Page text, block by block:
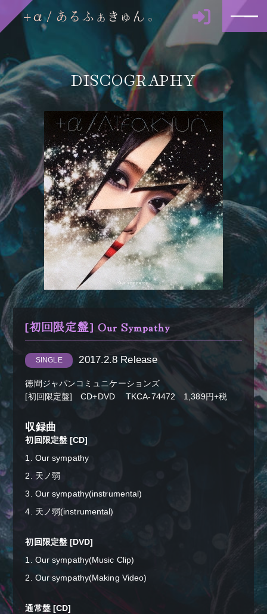
＋α／Cluster.
DISCOGRAPHY
[初回限定盤] Our Sympathy
SINGLE 2017.2.8 Release
徳間ジャパンコミュニケーションズ
[初回限定盤] CD+DVD TKCA-74472 1,389円+税
収録曲
初回限定盤 [CD]
1. Our sympathy
2. 天ノ弱
3. Our sympathy(instrumental)
4. 天ノ弱(instrumental)
初回限定盤 [DVD]
1. Our sympathy(Music Clip)
2. Our sympathy(Making Video)
通常盤 [CD]